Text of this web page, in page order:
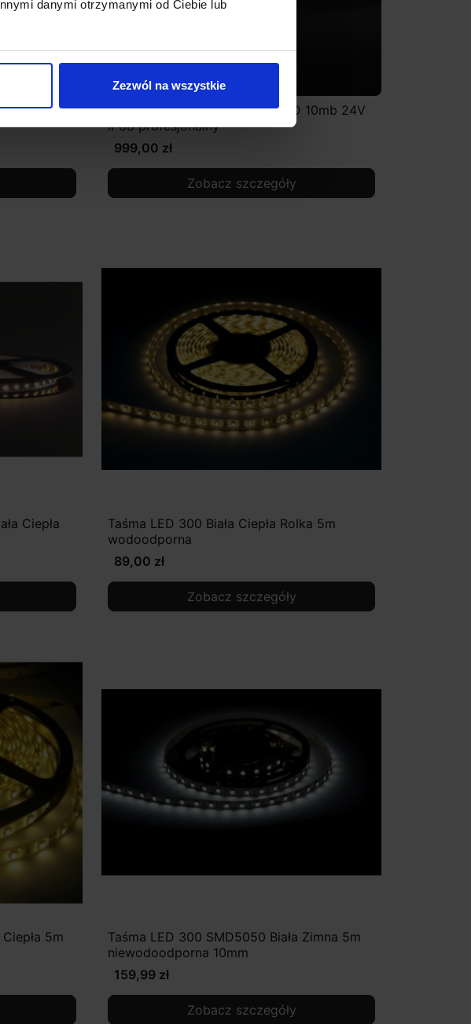
danymi otrzymanymi od Ciebie lub
Zezwól na wszystkie
ALU,
NEON FLEX silikonowy wąż LED 10mb 24V
IP68 profesjonalny
999,00 zł
Zobacz szczegóły
Ciepła
Taśma LED 300 Biała Ciepła Rolka 5m
wodoodporna
89,00 zł
Zobacz szczegóły
5m
Taśma LED 300 SMD5050 Biała Zimna 5m
niewodoodporna 10mm
159,99 zł
Zobacz szczegóły